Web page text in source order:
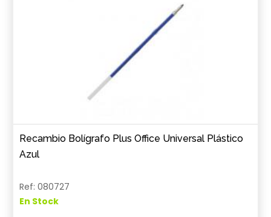
Recambio Bolígrafo Plus Office Universal Plástico
Azul
Ref: 080727
En Stock